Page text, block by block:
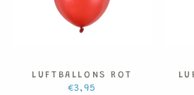
LUFTBALLONS ROT
€3,95